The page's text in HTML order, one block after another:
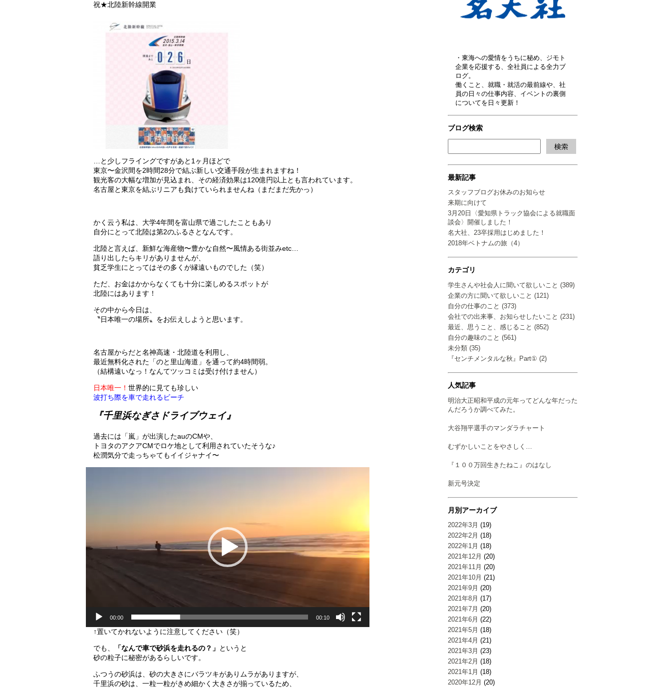
・東海への愛情をうちに秘め、ジモト
企業を応援する、全社員による全力ブ
ログ。
働くこと、就職・就活の最前線や、社
員の日々の仕事内容、イベントの裏側
についてを日々更新！
ブログ検索
最新記事
スタッフブログお休みのお知らせ
来期に向けて
3月20日〈愛知県トラック協会による就職面
談会〉開催しました！
名大社、23卒採用はじめました！
2018年ベトナムの旅（4）
カテゴリ
学生さんや社会人に聞いて欲しいこと (389)
企業の方に聞いて欲しいこと (121)
自分の仕事のこと (373)
会社での出来事、お知らせしたいこと (231)
最近、思うこと、感じること (852)
自分の趣味のこと (561)
未分類 (35)
『センチメンタルな秋』Part① (2)
人気記事
明治大正昭和平成の元年ってどんな年だった
んだろうか調べてみた。
大谷翔平選手のマンダラチャート
むずかしいことをやさしく…
『１００万回生きたねこ』のはなし
新元号決定
月別アーカイブ
2022年3月 (19)
2022年2月 (18)
2022年1月 (18)
2021年12月 (20)
2021年11月 (20)
2021年10月 (21)
2021年9月 (20)
2021年8月 (17)
2021年7月 (20)
2021年6月 (22)
2021年5月 (18)
2021年4月 (21)
2021年3月 (23)
2021年2月 (18)
2021年1月 (18)
2020年12月 (20)
祝★北陸新幹線開業
…と少しフライングですがあと1ヶ月ほどで
東京〜金沢間を2時間28分で結ぶ新しい交通手段が生まれますね！
観光客の大幅な増加が見込まれ、その経済効果は120億円以上とも言われています。
名古屋と東京を結ぶリニアも負けていられませんね（まだまだ先かっ）
かく云う私は、大学4年間を富山県で過ごしたこともあり
自分にとって北陸は第2のふるさとなんです。
北陸と言えば、新鮮な海産物〜豊かな自然〜風情ある街並みetc…
語り出したらキリがありませんが、
貧乏学生にとってはその多くが縁遠いものでした（笑）
ただ、お金はかからなくても十分に楽しめるスポットが
北陸にはあります！
その中から今日は、
〝日本唯一の場所〟をお伝えしようと思います。
名古屋からだと名神高速・北陸道を利用し、
最近無料化された「のと里山海道」を通って約4時間弱。
（結構遠いなっ！なんてツッコミは受け付けません）
日本唯一！ 世界的に見ても珍しい
波打ち際を車で走れるビーチ
『千里浜なぎさドライブウェイ』
過去には「嵐」が出演したauのCMや、
トヨタのアクアCMでロケ地として利用されていたそうな♪
松潤気分で走っちゃてもイイジャナイ〜
00:00 00:10
↑置いてかれないように注意してください（笑）
でも、 「なんで車で砂浜を走れるの？」 というと
砂の粒子に秘密があるらしいです。
ふつうの砂浜は、砂の大きさにバラツキがありムラがありますが、
千里浜の砂は、一粒一粒がきめ細かく大きさが揃っているため、